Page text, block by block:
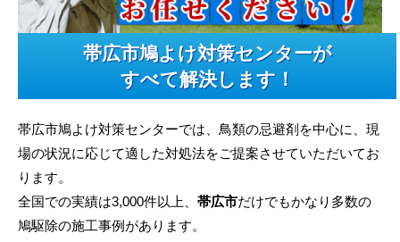
帯広市鳩よけ対策センターが
すべて解決します！
帯広市鳩よけ対策センターでは、鳥類の忌避剤を中心に、現
場の状況に応じて適した対処法をご提案させていただいてお
ります。
全国での実績は3,000件以上、 帯広市だけでもかなり多数の
鳩駆除の施工事例があります。